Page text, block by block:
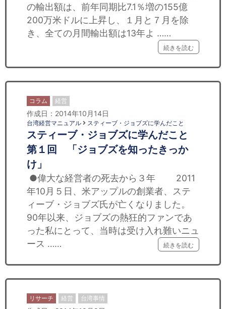
の輸出額は、前年同期比7.1％増の155億
200万米ドルに上昇し、１月と７月を除
き、全ての月間輸出額は13年よ ……
続きを読む
コラム 経営
作成日：2014年10月14日
台湾経営マニュアル スティーブ・ジョブズに学んだこと
スティーブ・ジョブズに学んだこと
第１回 「ジョブズを知ったきっか
け」
●偉大な経営者の死去から３年 2011
年10月５日、米アップルの創業者、ステ
ィーブ・ジョブズ氏が亡くなりました。
90年以来、ジョブズの熱狂的ファンであ
った私にとって、当時は受け入れ難いニュ
ース ……
続きを読む
リサーチ 経営 台湾事情